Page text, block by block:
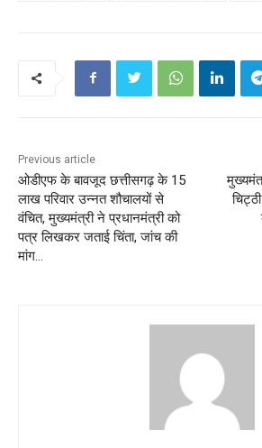
Previous article
ओडीएफ के बावजूद छत्तीसगढ़ के 15
लाख परिवार उन्नत शौचालयों से
वंचित, मुख्यमंत्री ने प्रधानमंत्री को
पत्र लिखकर जताई चिंता, जांच की
मांग…